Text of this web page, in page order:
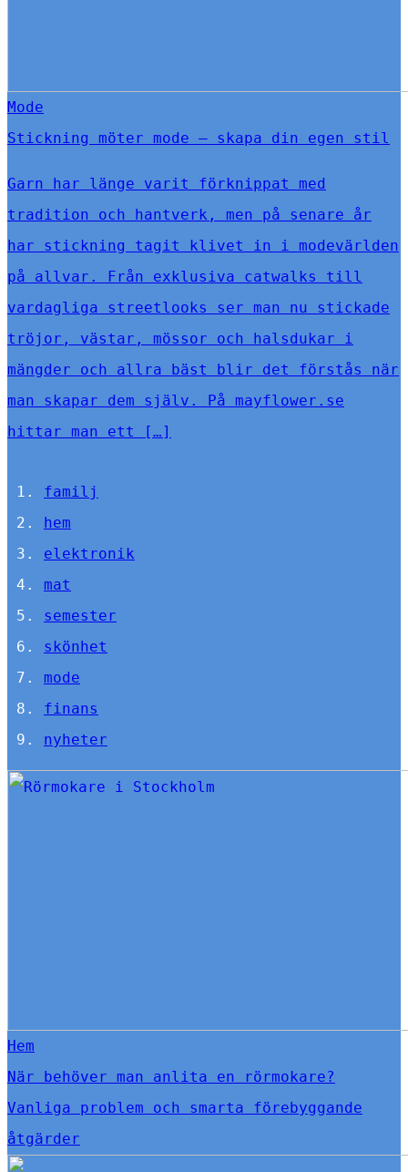
Mode
Stickning möter mode – skapa din egen stil
Garn har länge varit förknippat med
tradition och hantverk, men på senare år
har stickning tagit klivet in i modevärlden
på allvar. Från exklusiva catwalks till
vardagliga streetlooks ser man nu stickade
tröjor, västar, mössor och halsdukar i
mängder och allra bäst blir det förstås när
man skapar dem själv. På mayflower.se
hittar man ett […]
familj
hem
elektronik
mat
semester
skönhet
mode
finans
nyheter
Hem
När behöver man anlita en rörmokare?
Vanliga problem och smarta förebyggande
åtgärder